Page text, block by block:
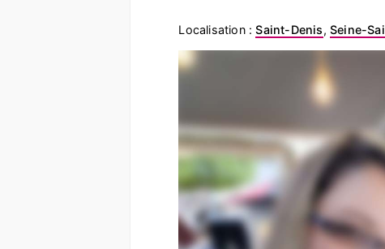
Localisation :Saint-Denis,Seine-